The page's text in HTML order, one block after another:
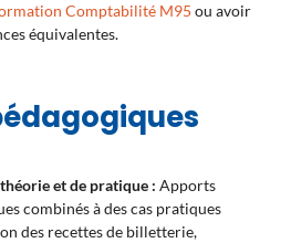
Comptabilité M95 ou avoir
équivalentes.
et de pratique : Apports
combinés à des cas pratiques
des recettes de billetterie,